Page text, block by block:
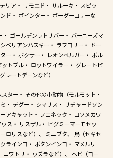
リア・ サモエド・ サルーキ・ スピッ
ド・ ポインター・ ボーダーコリーな
ゴールデンレトリバー・ バーニーズマ
ベリアンハスキー・ ラフコリー・ ドー
ー・ ボクサー・ レオンベルガー・ ボル
トブル・ ロットワイラー・ グレートピ
レートデーンなど）
ター・ その他の小動物（モルモット・
・ デグー・ シマリス・ リチャードソン
アキャット・ フェネック・ コツメカワ
ス・ リスザル・ ピグミーマーモセッ
ロリスなど）、 ミニブタ、 鳥（セキセ
ラインコ・ ボタンインコ・ マメルリ
ニワトリ・ ウズラなど）、 ヘビ（コー